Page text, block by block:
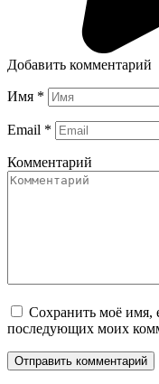
Добавить комментарий
Имя *
Email *
Комментарий
Сохранить моё имя,
последующих моих